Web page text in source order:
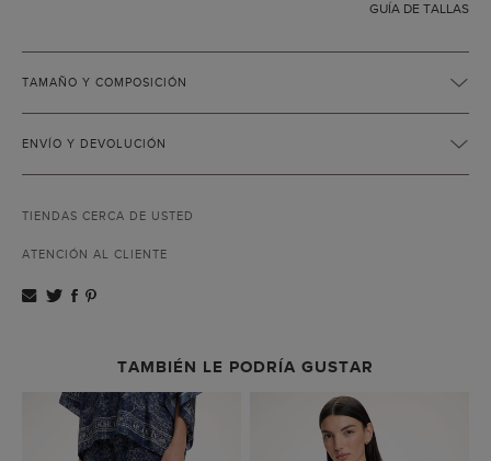
GUÍA DE TALLAS
TAMAÑO Y COMPOSICIÓN
ENVÍO Y DEVOLUCIÓN
TIENDAS CERCA DE USTED
ATENCIÓN AL CLIENTE
TAMBIÉN LE PODRÍA GUSTAR